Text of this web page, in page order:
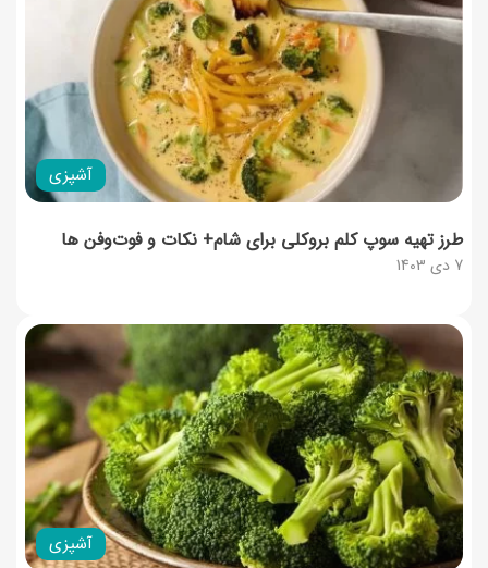
آشپزی
7 دی 1403
طرز تهیه سوپ کلم بروکلی برای شام+ نکات و فوت‌وفن‌ ها
آشپزی